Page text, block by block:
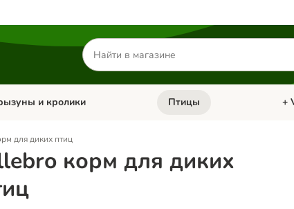
Поиск
товаров
меню категории: Кошки
и кролики Откройте меню категории:
Птицы +
для диких птиц
корм для диких